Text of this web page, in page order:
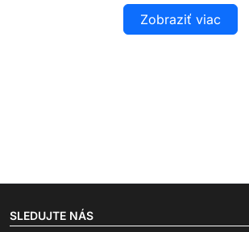
Zobraziť viac
SLEDUJTE NÁS